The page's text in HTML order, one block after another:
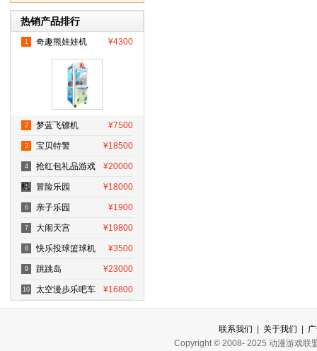
热销产品排行
1 ¥4300
奇趣熊娃娃机
2 ¥7500
梦蓝飞镖机
3 ¥18500
宝贝特警
4 ¥20000
抢红包礼品游戏
机
5 ¥18000
冒险乐园
6 ¥1900
亲子乐园
7 ¥19800
大闹天宫
8 ¥3500
快乐投球篮球机
9 ¥23000
跳跳岛
10 ¥16800
太空漫步乐吧车
联系我们 关于我们
Copyright © 2008- 2025 动漫游戏联